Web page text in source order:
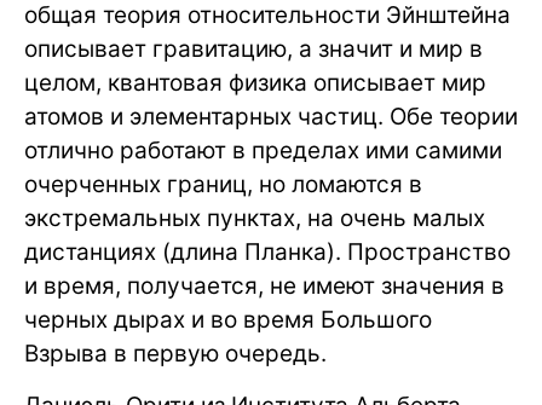
общая теория относительности Эйнштейна
описывает гравитацию, а значит и мир в
целом, квантовая физика описывает мир
атомов и элементарных частиц. Обе теории
отлично работают в пределах ими самими
очерченных границ, но ломаются в
экстремальных пунктах, на очень малых
дистанциях (длина Планка). Пространство
и время, получается, не имеют значения в
черных дырах и во время Большого
Взрыва в первую очередь.